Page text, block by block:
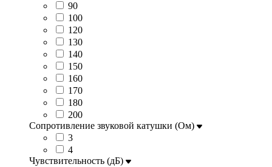
90
100
120
130
140
150
160
170
180
200
Сопротивление звуковой катушки (Ом)
3
4
Чувствительность (дБ)